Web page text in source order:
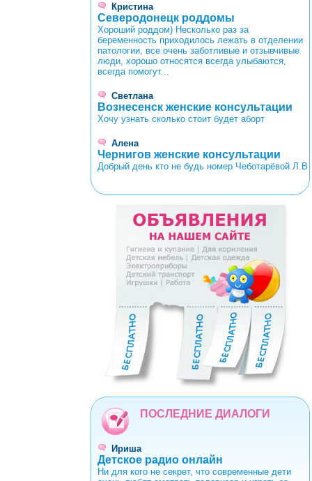
Кристина
Северодонецк роддомы
Хороший роддом) Несколько раз за
беременность приходилось лежать в отделении
патологии, все очень заботливые и отзывчивые
люди, хорошо относятся всегда улыбаются,
всегда помогут...
Светлана
Вознесенск женские консультации
Хочу узнать сколько стоит будет аборт
Алена
Чернигов женские консультации
Добрый день кто не будь номер Чеботарёвой Л.В
0123456789
ПОСЛЕДНИЕ ДИАЛОГИ
Ириша
Детское радио онлайн
Ни для кого не секрет, что современные дети